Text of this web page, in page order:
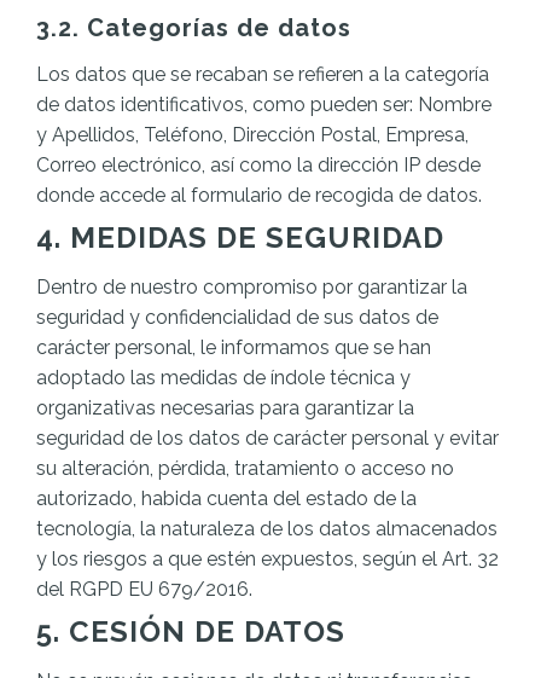
3.2. Categorías de datos
Los datos que se recaban se refieren a la categoría
de datos identificativos, como pueden ser: Nombre
y Apellidos, Teléfono, Dirección Postal, Empresa,
Correo electrónico, así como la dirección IP desde
donde accede al formulario de recogida de datos.
4. MEDIDAS DE SEGURIDAD
Dentro de nuestro compromiso por garantizar la
seguridad y confidencialidad de sus datos de
carácter personal, le informamos que se han
adoptado las medidas de índole técnica y
organizativas necesarias para garantizar la
seguridad de los datos de carácter personal y evitar
su alteración, pérdida, tratamiento o acceso no
autorizado, habida cuenta del estado de la
tecnología, la naturaleza de los datos almacenados
y los riesgos a que estén expuestos, según el Art. 32
del RGPD EU 679/2016.
5. CESIÓN DE DATOS